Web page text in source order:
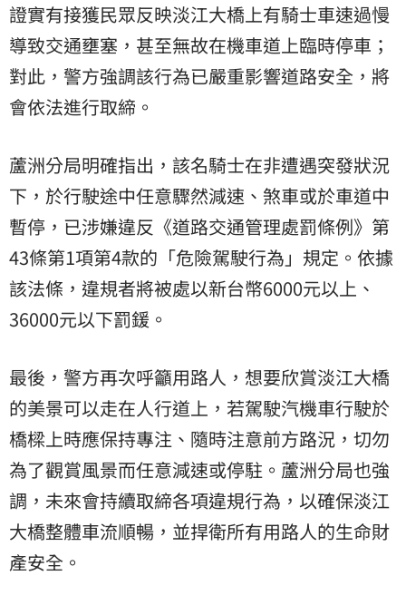
證實有接獲民眾反映淡江大橋上有騎士車速過慢
導致交通壅塞，甚至無故在機車道上臨時停車；
對此，警方強調該行為已嚴重影響道路安全，將
會依法進行取締。
蘆洲分局明確指出，該名騎士在非遭遇突發狀況
下，於行駛途中任意驟然減速、煞車或於車道中
暫停，已涉嫌違反《道路交通管理處罰條例》第
43條第1項第4款的「危險駕駛行為」規定。依據
該法條，違規者將被處以新台幣6000元以上、
36000元以下罰鍰。
最後，警方再次呼籲用路人，想要欣賞淡江大橋
的美景可以走在人行道上，若駕駛汽機車行駛於
橋樑上時應保持專注、隨時注意前方路況，切勿
為了觀賞風景而任意減速或停駐。蘆洲分局也強
調，未來會持續取締各項違規行為，以確保淡江
大橋整體車流順暢，並捍衛所有用路人的生命財
產安全。